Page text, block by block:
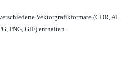
Vektorgrafikformate (CDR, AI
PNG, GIF) enthalten.